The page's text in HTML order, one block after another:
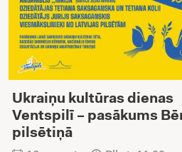
Ukraiņu kultūras dienas
Ventspilī – pasākums
pilsētiņā